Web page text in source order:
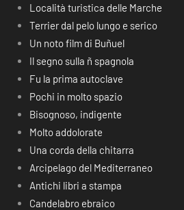
Località turistica delle Marche
Terrier dal pelo lungo e serico
Un noto film di Buñuel
Il segno sulla ñ spagnola
Fu la prima autoclave
Pochi in molto spazio
Bisognoso, indigente
Molto addolorate
Una corda della chitarra
Arcipelago del Mediterraneo
Antichi libri a stampa
Candelabro ebraico